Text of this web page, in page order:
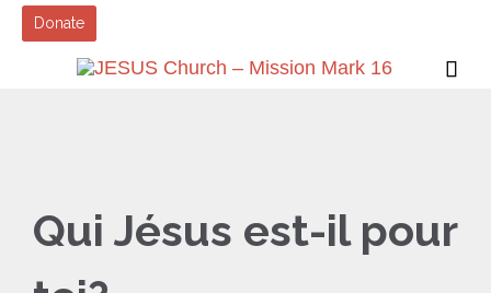
Donate

Qui Jésus est-il pour